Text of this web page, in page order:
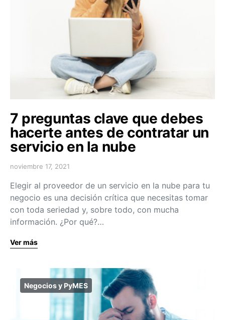
7 preguntas clave que debes
hacerte antes de contratar un
servicio en la nube
noviembre 17, 2021
Elegir al proveedor de un servicio en la nube para tu
negocio es una decisión crítica que necesitas tomar
con toda seriedad y, sobre todo, con mucha
información. ¿Por qué?…
Ver más
Negocios y PyMES